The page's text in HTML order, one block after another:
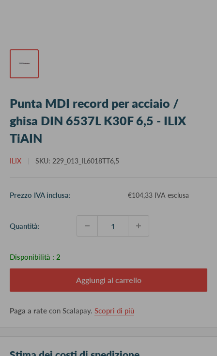
Punta MDI record per acciaio /
ghisa DIN 6537L K30F 6,5 - ILIX
TiAIN
ILIX SKU: 229_013_IL6018TT6,5
Prezzo IVA inclusa: €104,33 IVA esclusa
Quantità:
Disponibilità : 2
Aggiungi al carrello
Paga a rate con Scalapay. Scopri di più